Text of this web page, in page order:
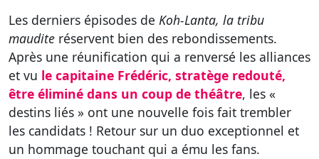
Les derniers épisodes de Koh-Lanta, la tribu
maudite réservent bien des rebondissements.
Après une réunification qui a renversé les alliances
et vu le capitaine Frédéric, stratège redouté,
être éliminé dans un coup de théâtre, les «
destins liés » ont une nouvelle fois fait trembler
les candidats ! Retour sur un duo exceptionnel et
un hommage touchant qui a ému les fans.